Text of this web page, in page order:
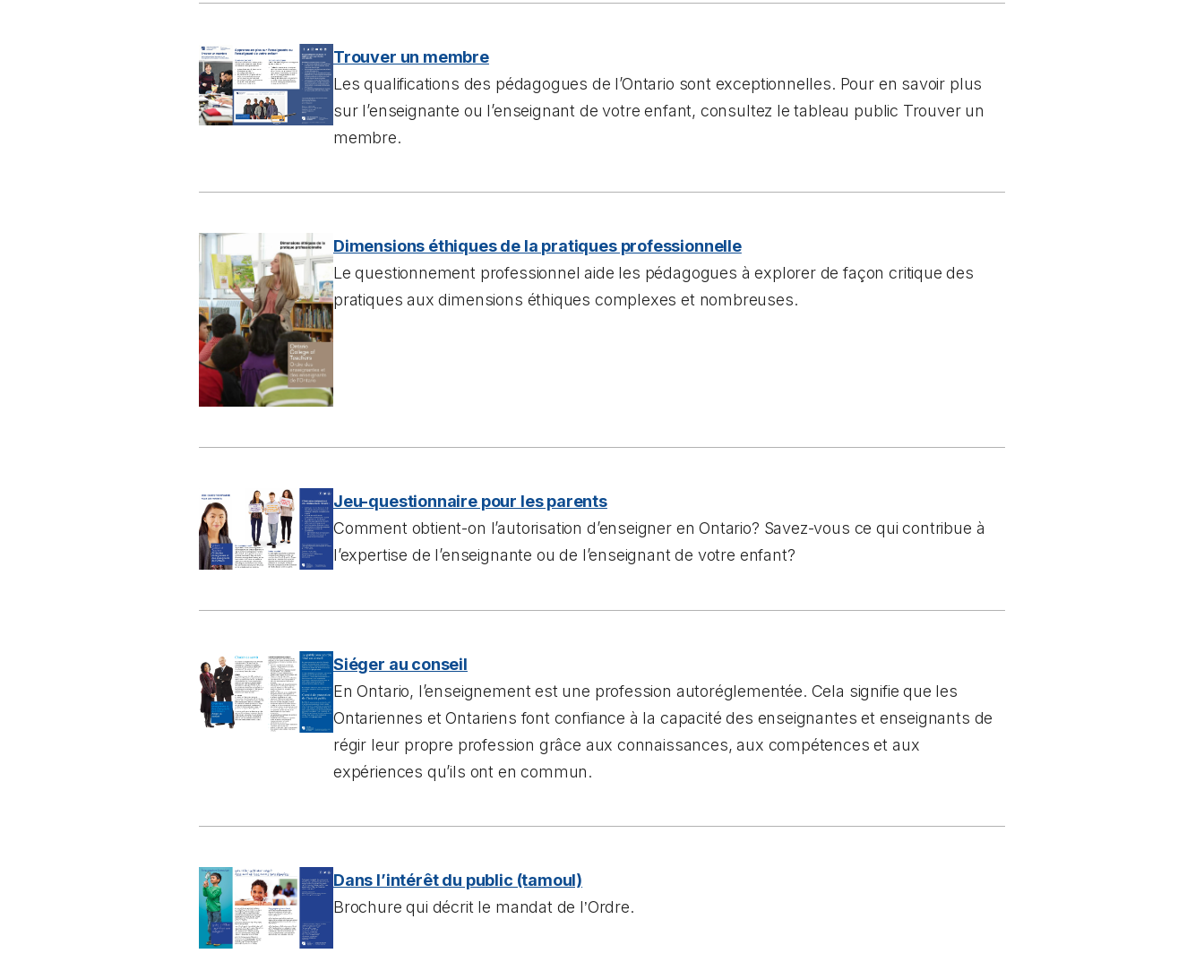
Trouver un membre
Les qualifications des pédagogues de l’Ontario sont exceptionnelles. Pour en savoir plus
sur l’enseignante ou l’enseignant de votre enfant, consultez le tableau public Trouver un
membre.
Dimensions éthiques de la pratiques professionnelle
Le questionnement professionnel aide les pédagogues à explorer de façon critique des
pratiques aux dimensions éthiques complexes et nombreuses.
Jeu-questionnaire pour les parents
Comment obtient-on l’autorisation d’enseigner en Ontario? Savez-vous ce qui contribue à
l’expertise de l’enseignante ou de l’enseignant de votre enfant?
Siéger au conseil
En Ontario, l’enseignement est une profession autoréglementée. Cela signifie que les
Ontariennes et Ontariens font confiance à la capacité des enseignantes et enseignants de
régir leur propre profession grâce aux connaissances, aux compétences et aux
expériences qu’ils ont en commun.
Dans l’intérêt du public (tamoul)
Brochure qui décrit le mandat de l’Ordre.